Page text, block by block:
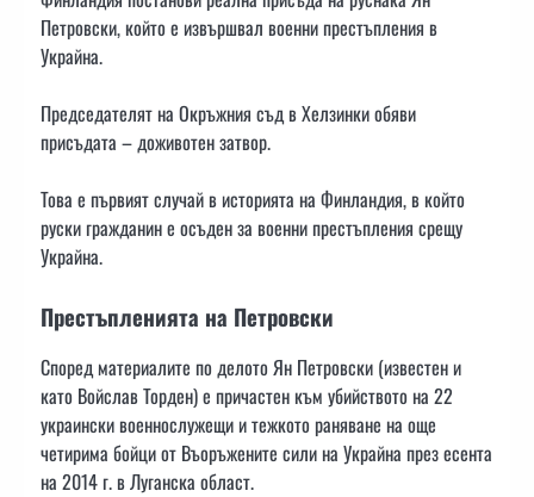
Петровски, който е извършвал военни престъпления в
Украйна.
Председателят на Окръжния съд в Хелзинки обяви
присъдата – доживотен затвор.
Това е първият случай в историята на Финландия, в който
руски гражданин е осъден за военни престъпления срещу
Украйна.
Престъпленията на Петровски
Според материалите по делото Ян Петровски (известен и
като Войслав Торден) е причастен към убийството на 22
украински военнослужещи и тежкото раняване на още
четирима бойци от Въоръжените сили на Украйна през есента
на 2014 г. в Луганска област.